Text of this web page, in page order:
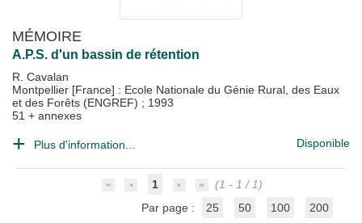
MÉMOIRE
A.P.S. d'un bassin de rétention
R. Cavalan
Montpellier [France] : Ecole Nationale du Génie Rural, des Eaux
et des Forêts (ENGREF) ; 1993
51 + annexes
Plus d'information... Disponible
1
(1 - 1 / 1)
Par page :
25 50 100 200